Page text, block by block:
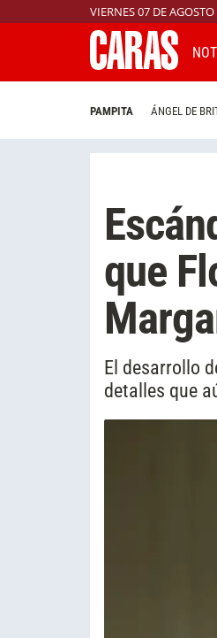
VIERNES 07 DE
PAMPITA ÁNGEL DE
que
El desarrollo
detalles que